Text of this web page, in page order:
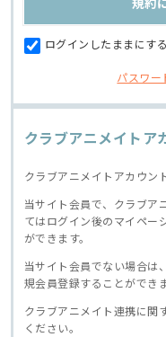
ログインしたままにする
パスワー
クラブアニメイトア
クラブアニメイトアカウン
当サイト会員で、クラブア
てはログイン後のマイペー
ができます。
当サイト会員でない場合は
規会員登録することができま
クラブアニメイト連携に関
ください。